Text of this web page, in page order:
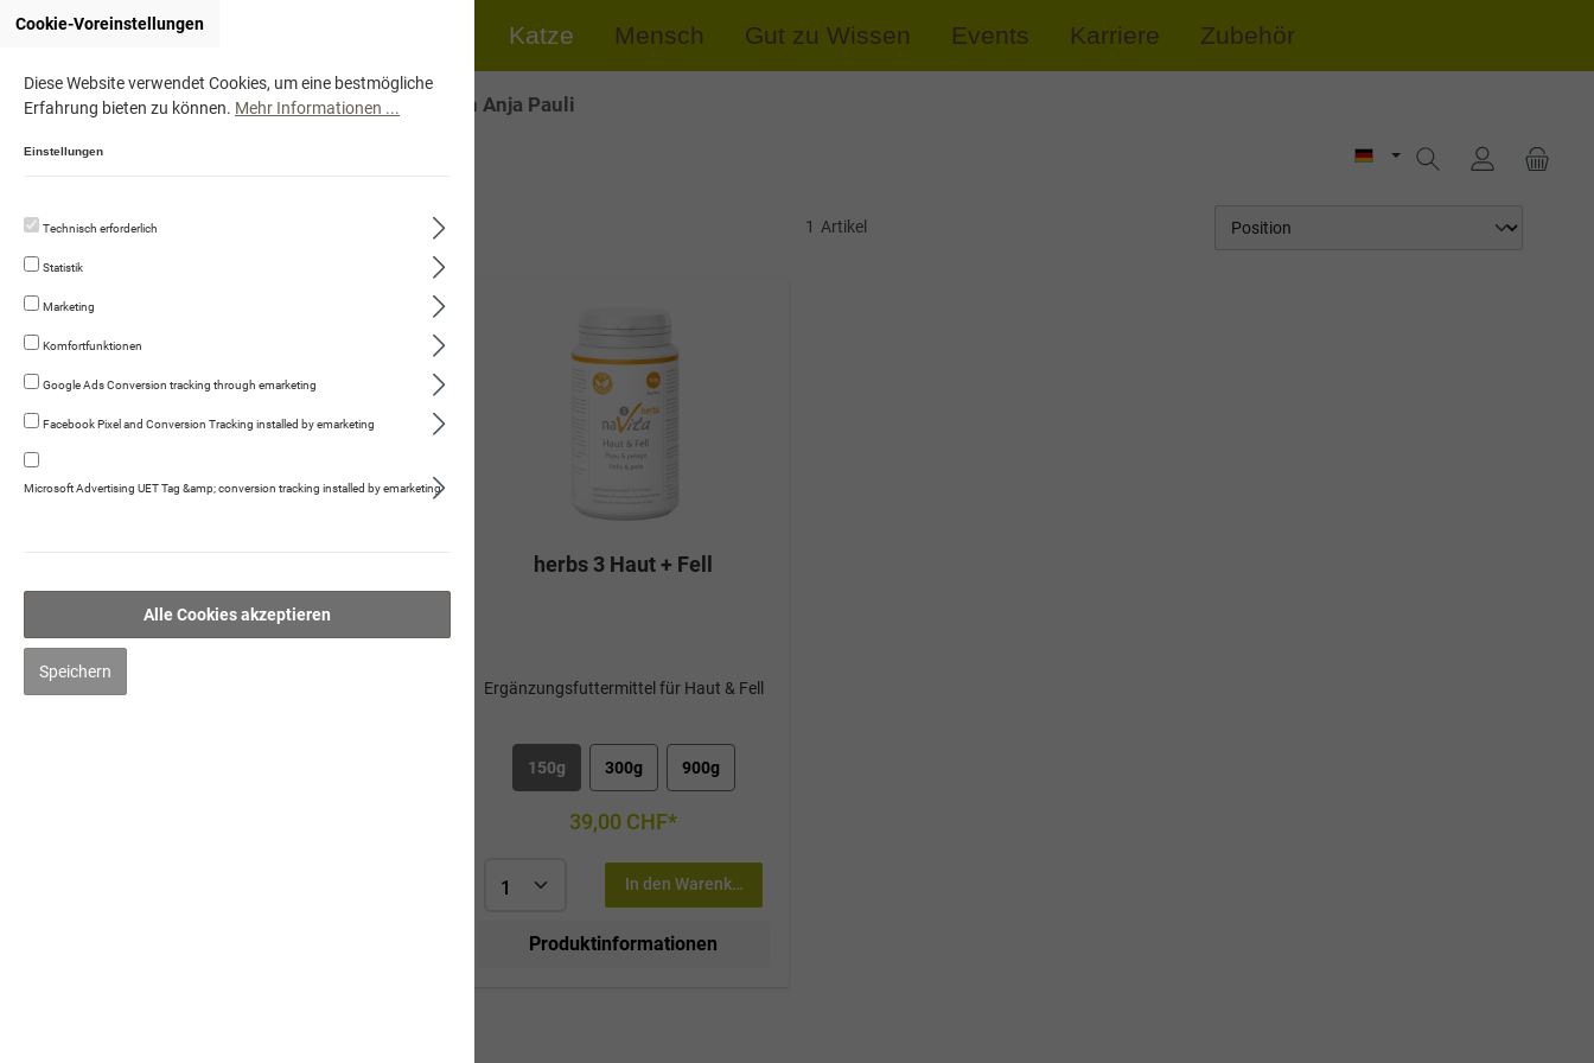
Katze Mensch Gut zu Wissen Events Karriere Zubehör
Onlineshop von Anja Pauli
Katze
Fleischmenüs
Trockennahrung
Kauartikel/Leckerli
herbs 2 - Aufbau
1 Artikel
herbs 3 Haut + Fell
Ergänzungsfuttermittel für Haut & Fell
150g 300g 900g
39,00 CHF*
In den Warenkorb
Produktinformationen
Cookie-Voreinstellungen
Diese Website verwendet Cookies, um eine bestmögliche
Erfahrung bieten zu können. Mehr Informationen ...
Einstellungen
Technisch erforderlich
Statistik
Marketing
Komfortfunktionen
Google Ads Conversion tracking through emarketing
Facebook Pixel and Conversion Tracking installed by emarketing
Microsoft Advertising UET Tag &amp; conversion tracking installed by emarketing
Alle Cookies akzeptieren
Speichern